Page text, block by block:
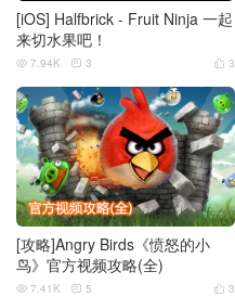
[iOS] Halfbrick - Fruit Ninja 一起
来切水果吧！
 3
 7.94K  3
[攻略]Angry Birds《愤怒的小
鸟》官方视频攻略(全)
 3
 7.41K  5